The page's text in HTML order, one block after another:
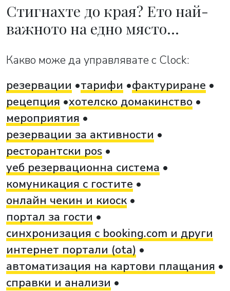
Стигнахте до края? Ето най-
важното на едно място…
Какво може да управлявате с Clock:
резервации
тарифи
фактуриране
рецепция хотелско домакинство
мероприятия
резервации за активности
ресторантски pos
уеб резервационна система
комуникация с гостите
онлайн чекин и киоск
портал за гости
синхронизация с booking.com и други
интернет портали (ota)
автоматизация на картови плащания
справки и анализи